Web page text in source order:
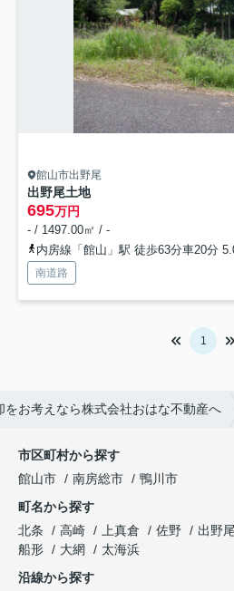
館山市出野尾
出野尾土地
695万円
- / 1497.00㎡ / -
内房線「館山」駅 徒歩63分車20分
南道路
1
お考えなら株式会社おはな不動産へ
市区町村から探す
館山市
南房総市
鴨川市
町名から探す
北条
高崎 上真倉 佐野 出野尾
船形
大網
太海浜
沿線から探す